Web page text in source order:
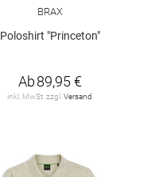
BRAX
Poloshirt "Princeton"
Ab89,95 €
inkl. MwSt. zzgl.Versand